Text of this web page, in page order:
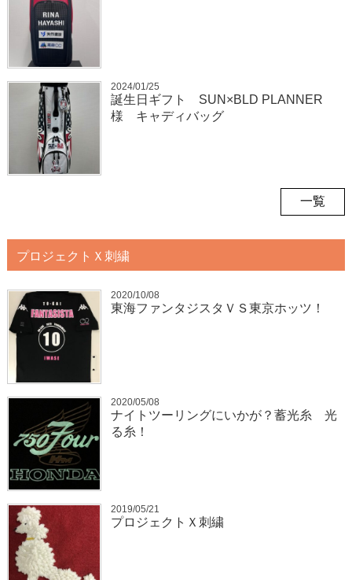
2024/01/25
誕生日ギフト SUN×BLD PLANNER
様 キャディバッグ
一覧
プロジェクトＸ刺繍
2020/10/08
東海ファンタジスタＶＳ東京ホッツ！
2020/05/08
ナイトツーリングにいかが？蓄光糸 光
る糸！
2019/05/21
プロジェクトＸ刺繍